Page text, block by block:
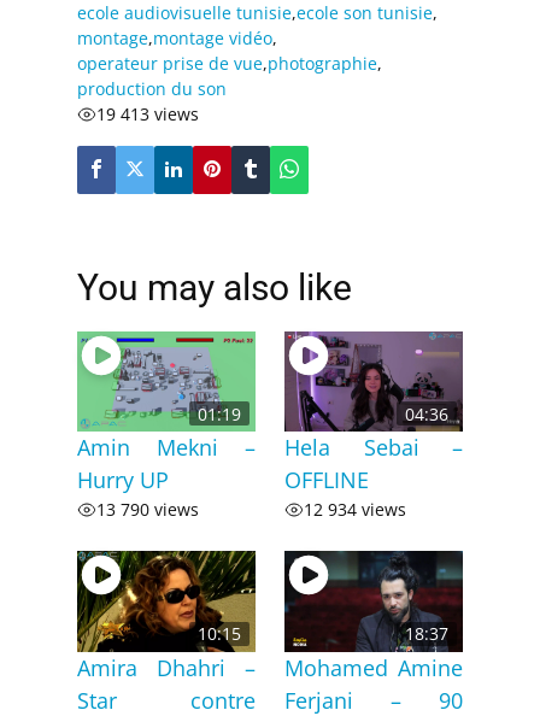
ecole audiovisuelle tunisie,ecole son tunisie,
montage,montage vidéo,
operateur prise de vue,photographie,
production du son
19 413 views
You may also like
01:19
Amin Mekni –
Hurry UP
13 790 views
04:36
Hela Sebai –
OFFLINE
12 934 views
10:15
Amira Dhahri –
Star contre
18:37
Mohamed Amine
Ferjani – 90